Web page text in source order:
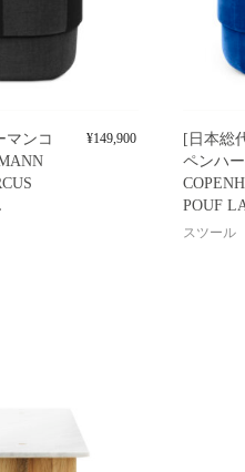
マンコ
¥149,900
[日本総
ペンハ
POUF
スツール